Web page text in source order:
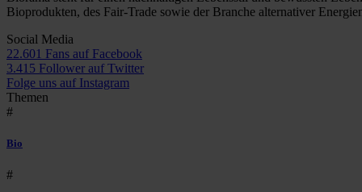
Bioprodukten, des Fair-Trade sowie der Branche alternativer
Social Media
22.601 Fans auf Facebook
3.415 Follower auf Twitter
Folge uns auf Instagram
Themen
#
Bio
#